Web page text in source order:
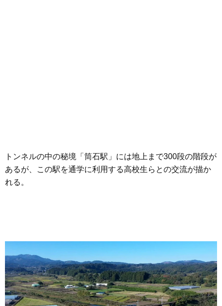
トンネルの中の秘境「筒石駅」には地上まで300段の階段が
あるが、この駅を通学に利用する高校生らとの交流が描か
れる。